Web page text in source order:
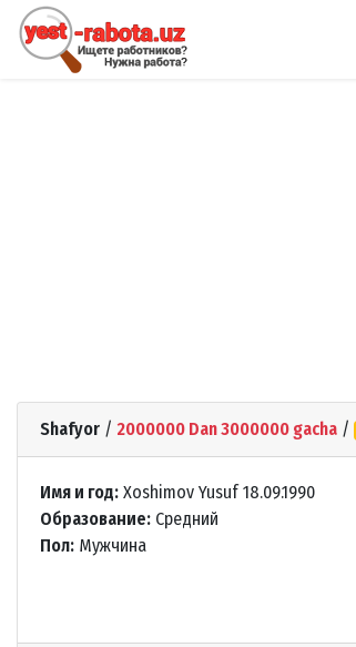
Shafyor / 2000000 Dan 3000000 gacha /
Имя и год: Xoshimov Yusuf 18.09.1990
Образование: Средний
Пол: Мужчина